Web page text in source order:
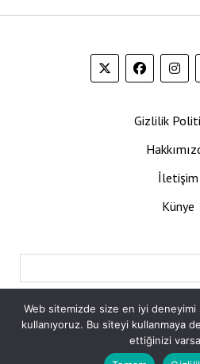
Gizlilik
İletişim
Künye
Web sitemizde size en iyi
kullanıyoruz. Bu siteyi kullanmaya
ettiğinizi